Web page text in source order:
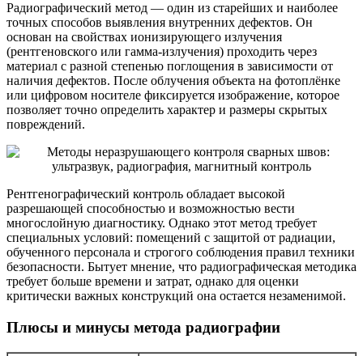
Радиографический метод — один из старейших и наиболее
точных способов выявления внутренних дефектов. Он
основан на свойствах ионизирующего излучения
(рентгеновского или гамма-излучения) проходить через
материал с разной степенью поглощения в зависимости от
наличия дефектов. После облучения объекта на фотоплёнке
или цифровом носителе фиксируется изображение, которое
позволяет точно определить характер и размеры скрытых
повреждений.
Рентгенографический контроль обладает высокой
разрешающей способностью и возможностью вести
многослойную диагностику. Однако этот метод требует
специальных условий: помещений с защитой от радиации,
обученного персонала и строгого соблюдения правил техники
безопасности. Бытует мнение, что радиографическая методика
требует больше времени и затрат, однако для оценки
критически важных конструкций она остается незаменимой.
Плюсы и минусы метода радиографии